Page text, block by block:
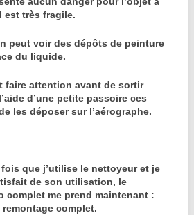
est très fragile.
peut voir des dépôts de peinture
du liquide.
faire attention avant de sortir
d’une petite passoire ces
les déposer sur l’aérographe.
que j’utilise le nettoyeur et je
de son utilisation, le
complet me prend maintenant :
complet.